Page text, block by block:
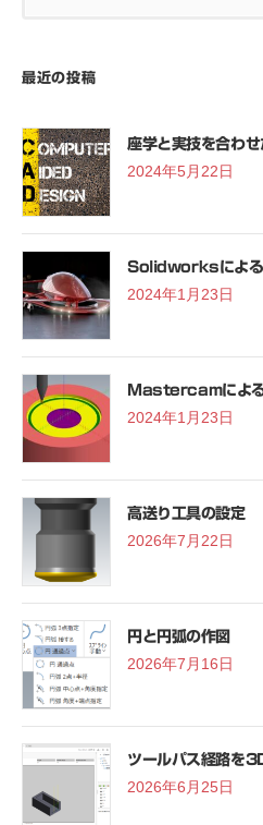
最近の投稿
座学と実技を合わ
2024年5月22日
Solidworksによる
2024年1月23日
Mastercamによ
2024年1月23日
高送り工具の設定
2026年7月22日
円と円弧の作図
2026年7月16日
ツールパス経路を
2026年6月25日